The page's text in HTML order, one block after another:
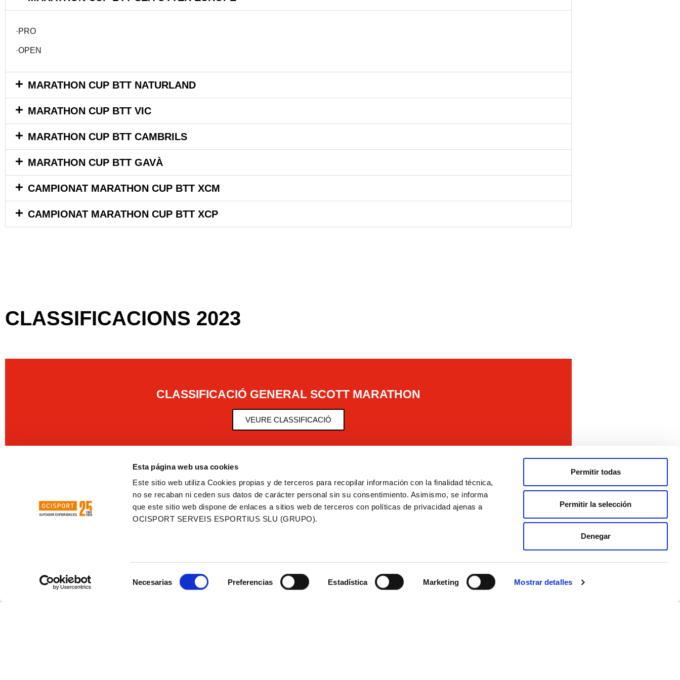
Esta página web usa cookies
Este sitio web utiliza Cookies propias y de terceros para recopilar información con la finalidad técnica,
no se recaban ni ceden sus datos de carácter personal sin su consentimiento. Asimismo, se informa
que este sitio web dispone de enlaces a sitios web de terceros con políticas de privacidad ajenas a
OCISPORT SERVEIS ESPORTIUS SLU (GRUPO).
de
Necesarias Preferencias Estadística Marketing Mostrar detalles
Permitir todas
Permitir la selección
Denegar
·PRO
·OPEN
MARATHON CUP BTT NATURLAND
MARATHON CUP BTT VIC
MARATHON CUP BTT CAMBRILS
MARATHON CUP BTT GAVÀ
CAMPIONAT MARATHON CUP BTT XCM
CAMPIONAT MARATHON CUP BTT XCP
CLASSIFICACIONS 2023
CLASSIFICACIÓ GENERAL SCOTT MARATHON
VEURE CLASSIFICACIÓ
SCOTT
CLASSIFICACIÓ
SCOTT
MARATHON
VEURE
CLASSIFICACIÓ
SCOTT
VEURE
CLASSIFICACIÓ
MARATHON
VEURE